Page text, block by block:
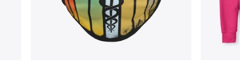
Premium V-Neck Tee
26,99 $